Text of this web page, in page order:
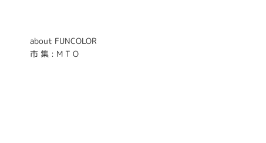
about FUNCOLOR
市 集 : M T O